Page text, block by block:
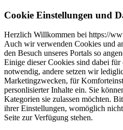
Cookie Einstellungen und
Herzlich Willkommen bei https://
Auch wir verwenden Cookies und
den Besuch unseres Portals so
Einige dieser Cookies sind dabei
notwendig, andere setzen wir
Marketingzwecken, für
personlisierter Inhalte ein. Sie
Kategorien sie zulassen möchten.
ihrer Einstellungen, womöglich
Seite zur Verfügung stehen.